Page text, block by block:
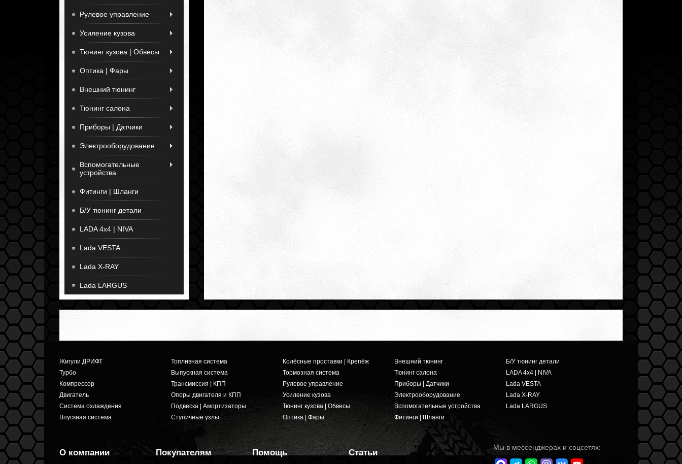
Рулевое управление
Усиление кузова
Тюнинг кузова | Обвесы
Оптика | Фары
Внешний тюнинг
Тюнинг салона
Приборы | Датчики
Электрооборудование
Вспомогательные
устройства
Фитинги | Шланги
Б/У тюнинг детали
LADA 4x4 | NIVA
Lada VESTA
Lada X-RAY
Lada LARGUS
Жигули ДРИФТ
Турбо
Компрессор
Двигатель
Система охлаждения
Впускная система
Топливная система
Выпускная система
Трансмиссия | КПП
Опоры двигателя и КПП
Подвеска | Амортизаторы
Ступичные узлы
Колёсные проставки | Крепёж
Тормозная система
Рулевое управление
Усиление кузова
Тюнинг кузова | Обвесы
Оптика | Фары
Внешний тюнинг
Тюнинг салона
Приборы | Датчики
Электрооборудование
Вспомогательные устройства
Фитинги | Шланги
Б/У тюнинг детали
LADA 4x4 | NIVA
Lada VESTA
Lada X-RAY
Lada LARGUS
О компании Покупателям Помощь Статьи
Мы в мессенджерах и соцсетях: